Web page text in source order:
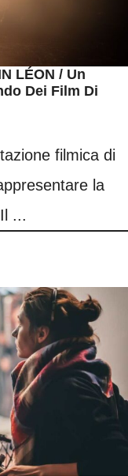
LÉON / Un
Dei Film Di
filmica di
la
...